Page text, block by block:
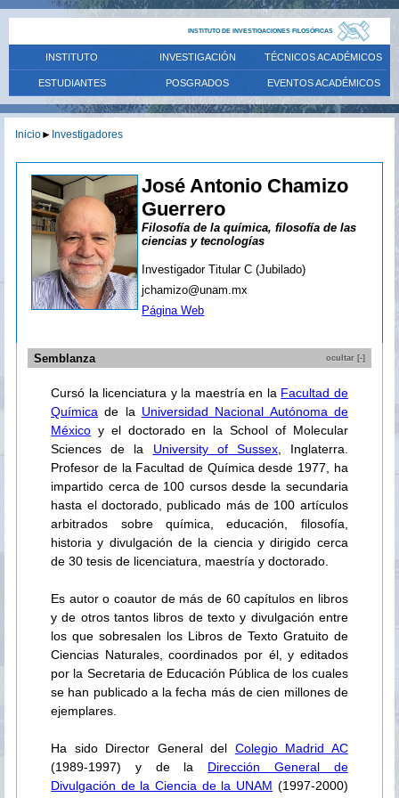
INSTITUTO DE INVESTIGACIONES FILOSÓFICAS
INSTITUTO INVESTIGACIÓN TÉCNICOS ACADÉMICOS
ESTUDIANTES POSGRADOS EVENTOS ACADÉMICOS
Inicio► Investigadores
José Antonio Chamizo
Guerrero
Filosofía de la química, filosofía de las
ciencias y tecnologías
Investigador Titular C (Jubilado)
jchamizo@unam.mx
Página Web
Semblanza ocultar [-]
Cursó la licenciatura y la maestría en la Facultad de
Química de la Universidad Nacional Autónoma de
México y el doctorado en la School of Molecular
Sciences de la University of Sussex, Inglaterra.
Profesor de la Facultad de Química desde 1977, ha
impartido cerca de 100 cursos desde la secundaria
hasta el doctorado, publicado más de 100 artículos
arbitrados sobre química, educación, filosofía,
historia y divulgación de la ciencia y dirigido cerca
de 30 tesis de licenciatura, maestría y doctorado.
Es autor o coautor de más de 60 capítulos en libros
y de otros tantos libros de texto y divulgación entre
los que sobresalen los Libros de Texto Gratuito de
Ciencias Naturales, coordinados por él, y editados
por la Secretaria de Educación Pública de los cuales
se han publicado a la fecha más de cien millones de
ejemplares.
Ha sido Director General del Colegio Madrid AC
(1989-1997) y de la Dirección General de
Divulgación de la Ciencia de la UNAM (1997-2000)